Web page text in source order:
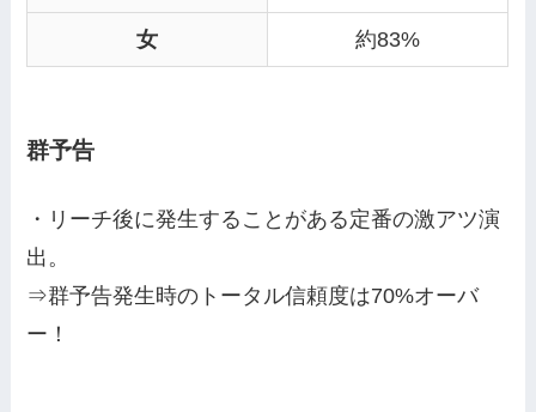
女 約83%
群予告
・リーチ後に発生することがある定番の激アツ演
出。
⇒群予告発生時のトータル信頼度は70%オーバ
ー！